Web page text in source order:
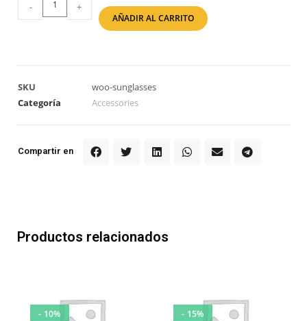
- +
AÑADIR AL CARRITO
SKU
woo-sunglasses
Categoría
Accessories
Compartir en
Productos relacionados
- 10% - 15%